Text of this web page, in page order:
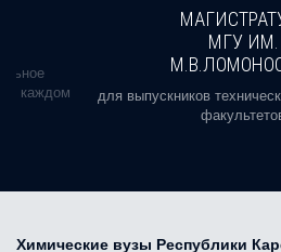
в каждом
МГУ ИМ.
для выпускников
Химические вузы Республики